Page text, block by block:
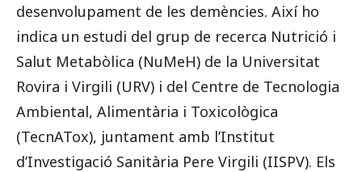
desenvolupament de les demències. Així ho
indica un estudi del grup de recerca Nutrició i
Salut Metabòlica (NuMeH) de la Universitat
Rovira i Virgili (URV) i del Centre de Tecnologia
Ambiental, Alimentària i Toxicològica
(TecnATox), juntament amb l’Institut
d’Investigació Sanitària Pere Virgili (IISPV). Els